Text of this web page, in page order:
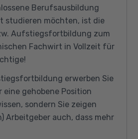
Berufsausbildung
studieren möchten, ist die
Aufstiegsfortbildung zum
Fachwirt in Vollzeit für
erwerben Sie
gehobene Position
sondern Sie zeigen
Arbeitgeber auch, dass mehr